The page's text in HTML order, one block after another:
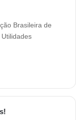
Brasileira de